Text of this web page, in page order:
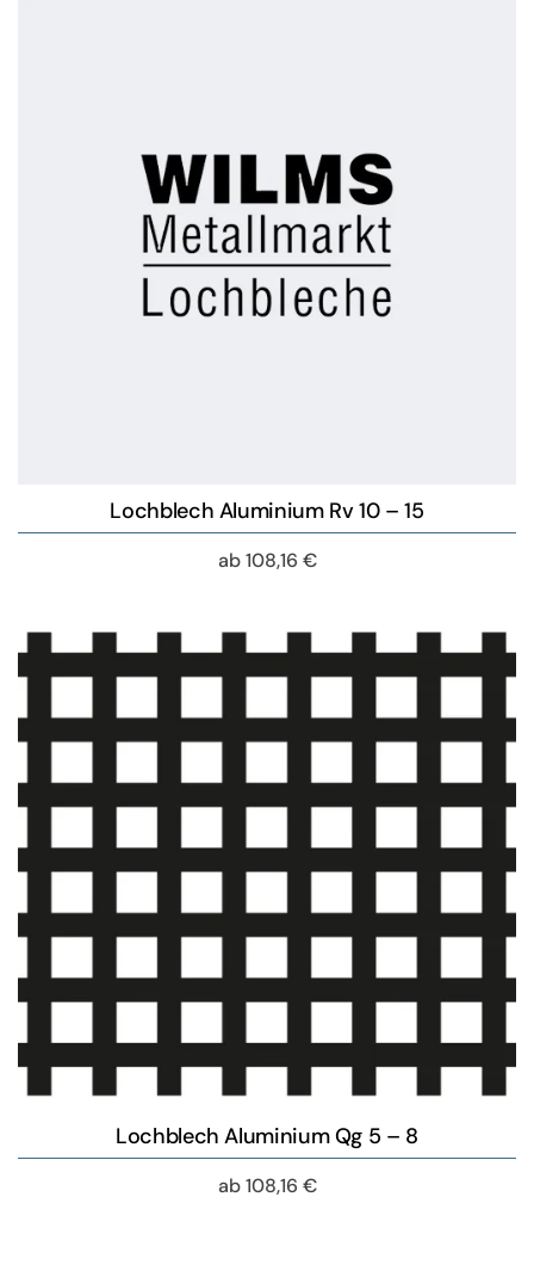
Lochblech Aluminium Rv 10 – 15
ab 108,16 €
Lochblech Aluminium Qg 5 – 8
ab 108,16 €